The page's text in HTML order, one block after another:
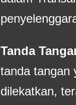
Tanda
tanda tangan
dilekatkan,